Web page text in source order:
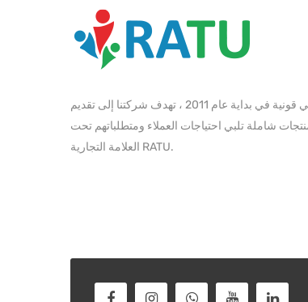
تأسست في قونية في بداية عام 2011 ، تهدف شركتنا إلى تقديم
شاملة تلبي احتياجات العملاء ومتطلباتهم تحت
العلامة التجارية RATU.